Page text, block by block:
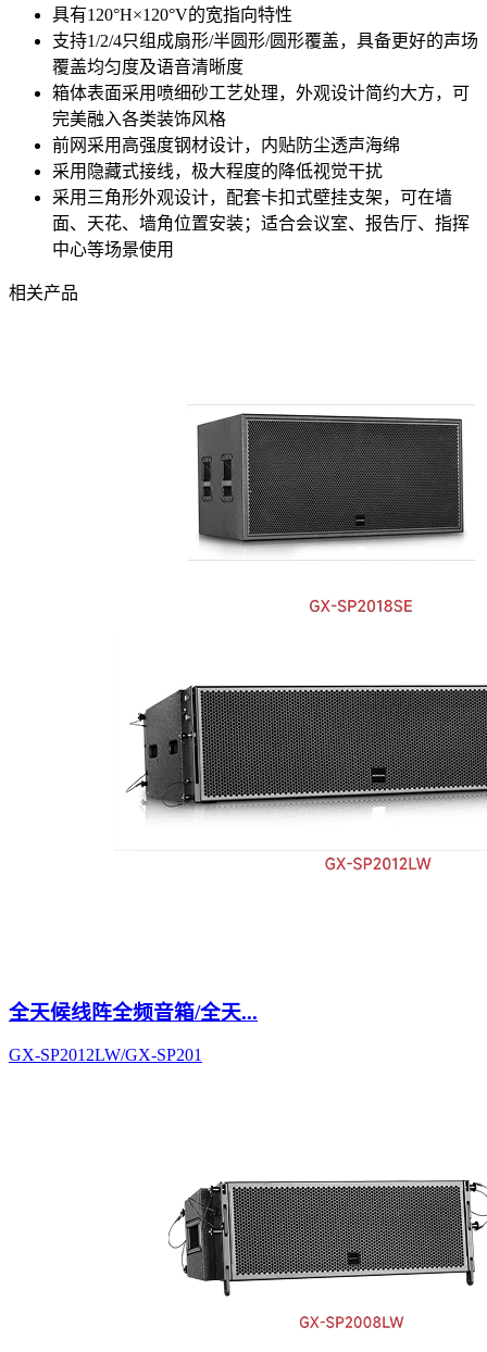
具有120°H×120°V的宽指向特性
支持1/2/4只组成扇形/半圆形/圆形覆盖，具备更好的声场
覆盖均匀度及语音清晰度
箱体表面采用喷细砂工艺处理，外观设计简约大方，可
完美融入各类装饰风格
前网采用高强度钢材设计，内贴防尘透声海绵
采用隐藏式接线，极大程度的降低视觉干扰
采用三角形外观设计，配套卡扣式壁挂支架，可在墙
面、天花、墙角位置安装；适合会议室、报告厅、指挥
中心等场景使用
相关产品
全天候线阵全频音箱/全天...
GX-SP2012LW/GX-SP201